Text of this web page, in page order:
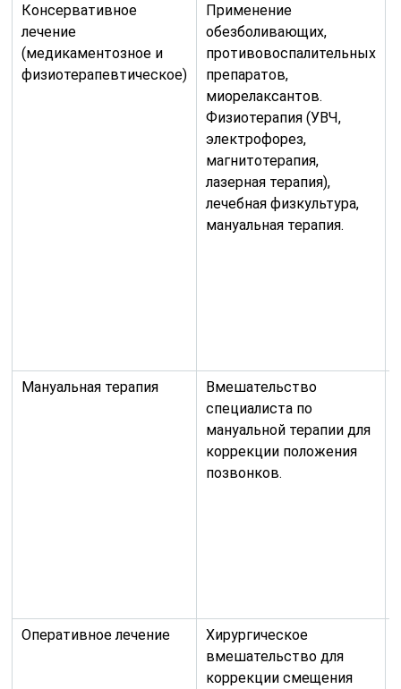
Консервативное
лечение
(медикаментозное и
физиотерапевтическое)
Применение
обезболивающих,
противовоспалительных
препаратов,
миорелаксантов.
Физиотерапия (УВЧ,
электрофорез,
магнитотерапия,
лазерная терапия),
лечебная физкультура,
мануальная терапия.
Мануальная терапия
Вмешательство
специалиста по
мануальной терапии для
коррекции положения
позвонков.
Оперативное лечение
Хирургическое
вмешательство для
коррекции смещения